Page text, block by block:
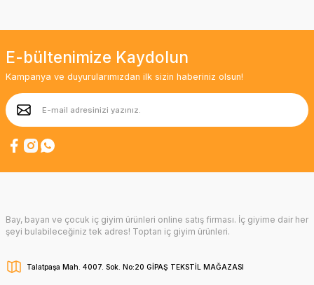
E-bültenimize Kaydolun
Kampanya ve duyurularımızdan ilk sizin haberiniz olsun!
Bay, bayan ve çocuk iç giyim ürünleri online satış firması. İç giyime dair her
şeyi bulabileceğiniz tek adres! Toptan iç giyim ürünleri.
Talatpaşa Mah. 4007. Sok. No:20 GİPAŞ TEKSTİL MAĞAZASI